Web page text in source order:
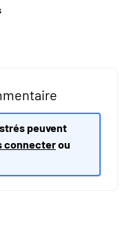
peuvent
connecterou